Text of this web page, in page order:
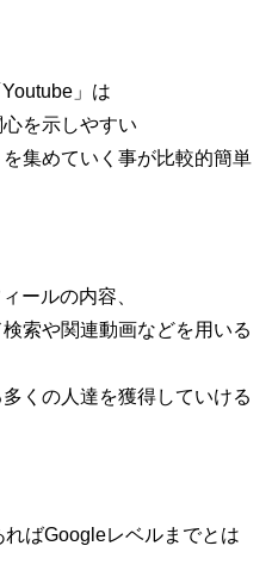
」は
を示しやすい
集めていく事が比較的簡単
ールの内容、
索や関連動画などを用いる
くの人達を獲得していける
ばGoogleレベルまでとは